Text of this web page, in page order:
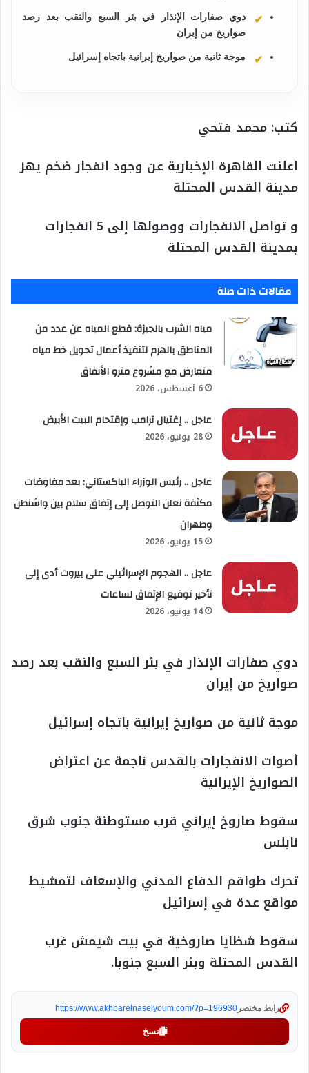
دوي صفارات الإنذار في بئر السبع والنقب بعد رصد
صواريخ من إيران
موجة ثانية من صواريخ إيرانية باتجاه إسرائيل
كتب: محمد فتحي
اعلنت القاهرة الإخبارية عن وجود انفجار ضخم يهز
مدينة القدس المحتلة
و تواصل الانفجارات ووصولها إلى 5 انفجارات
بمدينة القدس المحتلة
مقالات ذات صلة
مياه الشرب بالجيزة: قطع المياه عن عدد من
المناطق بالهرم لتنفيذ أعمال تحويل خط مياه
متعارض مع مشروع مترو الأنفاق
6 أغسطس، 2026
عاجل .. إغتيال ترامب وإقتحام البيت الأبيض
28 يونيو، 2026
عاجل .. رئيس الوزراء الباكستاني: بعد مفاوضات
مكثفة نعلن التوصل إلى إتفاق سلام بين واشنطن
وطهران
15 يونيو، 2026
عاجل .. الهجوم الإسرائيلي على بيروت أدى إلى
تأخير توقيع الإتفاق لساعات
14 يونيو، 2026
دوي صفارات الإنذار في بئر السبع والنقب بعد رصد
صواريخ من إيران
موجة ثانية من صواريخ إيرانية باتجاه إسرائيل
أصوات الانفجارات بالقدس ناجمة عن اعتراض
الصواريخ الإيرانية
سقوط صاروخ إيراني قرب مستوطنة جنوب شرق
نابلس
تحرك طواقم الدفاع المدني والإسعاف لتمشيط
مواقع عدة في إسرائيل
سقوط شظايا صاروخية في بيت شيمش غرب
القدس المحتلة وبئر السبع جنوبا.
رابط مختصر https://www.akhbarelnaselyoum.com/?p=196930
نسخ